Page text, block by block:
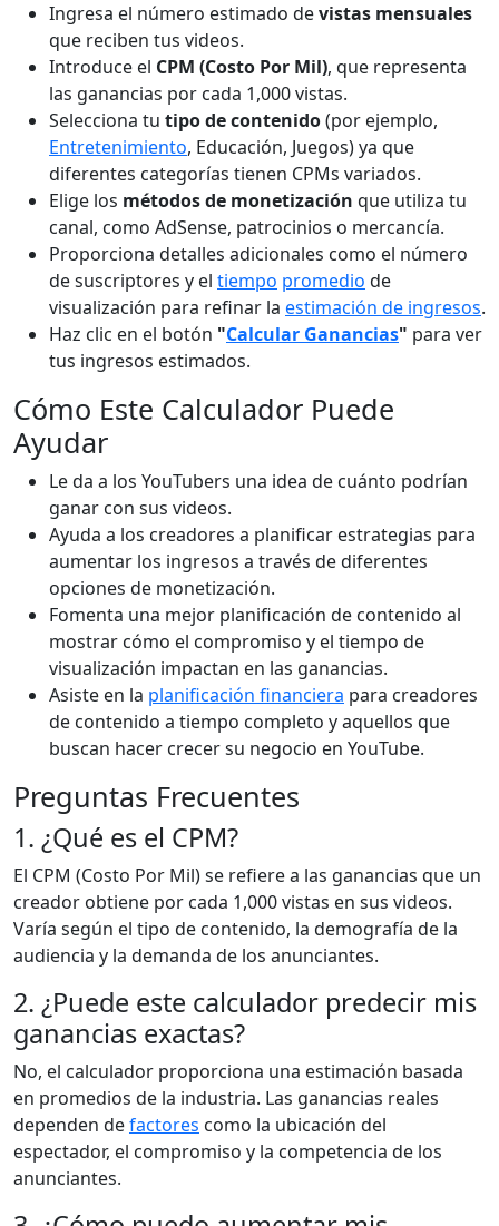
Ingresa el número estimado devistas mensuales
que reciben tus videos.
Introduce el CPM (Costo Por Mil), que representa
las ganancias por cada 1,000 vistas.
Selecciona tu tipo de contenido(por ejemplo,
Entretenimiento, Educación, Juegos) ya que
diferentes categorías tienen CPMs variados.
Elige los métodos de monetización que utiliza tu
canal, como AdSense, patrocinios o mercancía.
Proporciona detalles adicionales como el número
de suscriptores y el tiempo promedio de
visualización para refinar la estimación de ingresos.
Haz clic en el botón "Calcular Ganancias" para ver
tus ingresos estimados.
Cómo Este Calculador Puede
Ayudar
Le da a los YouTubers una idea de cuánto podrían
ganar con sus videos.
Ayuda a los creadores a planificar estrategias para
aumentar los ingresos a través de diferentes
opciones de monetización.
Fomenta una mejor planificación de contenido al
mostrar cómo el compromiso y el tiempo de
visualización impactan en las ganancias.
Asiste en la planificación financiera para creadores
de contenido a tiempo completo y aquellos que
buscan hacer crecer su negocio en YouTube.
Preguntas Frecuentes
1. ¿Qué es el CPM?
El CPM (Costo Por Mil) se refiere a las ganancias que un
creador obtiene por cada 1,000 vistas en sus videos.
Varía según el tipo de contenido, la demografía de la
audiencia y la demanda de los anunciantes.
2. ¿Puede este calculador predecir mis
ganancias exactas?
No, el calculador proporciona una estimación basada
en promedios de la industria. Las ganancias reales
dependen defactores como la ubicación del
espectador, el compromiso y la competencia de los
anunciantes.